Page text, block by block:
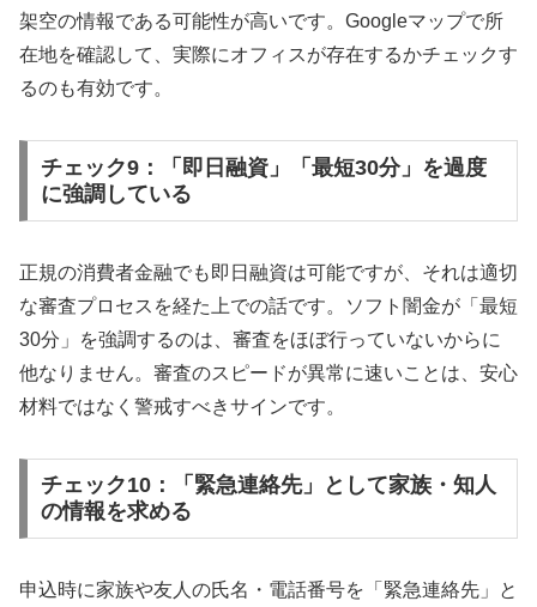
架空の情報である可能性が高いです。Googleマップで所
在地を確認して、実際にオフィスが存在するかチェックす
るのも有効です。
チェック9：「即日融資」「最短30分」を過度
に強調している
正規の消費者金融でも即日融資は可能ですが、それは適切
な審査プロセスを経た上での話です。ソフト闇金が「最短
30分」を強調するのは、審査をほぼ行っていないからに
他なりません。審査のスピードが異常に速いことは、安心
材料ではなく警戒すべきサインです。
チェック10：「緊急連絡先」として家族・知人
の情報を求める
申込時に家族や友人の氏名・電話番号を「緊急連絡先」と